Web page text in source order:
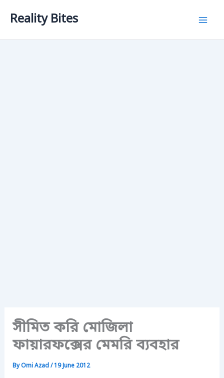
Reality Bites
সীমিত করি মোজিলা
ফায়ারফক্সের মেমরি ব্যবহার
ByOmi Azad/19 June 2012